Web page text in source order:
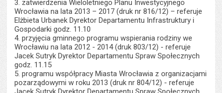
3. zatwierdzenia Wieloletniego Planu Inwestycyjnego
Wrocławia na lata 2013 – 2017 (druk nr 816/12) – referuje
Elżbieta Urbanek Dyrektor Departamentu Infrastruktury i
Gospodarki godz. 11.10
4. przyjęcia gminnego programu wspierania rodziny we
Wrocławiu na lata 2012 - 2014 (druk 803/12) - referuje
Jacek Sutryk Dyrektor Departamentu Spraw Społecznych
godz. 11.15
5. programu współpracy Miasta Wrocławia z organizacjami
pozarządowymi w roku 2013 (druk nr 804/12) - referuje